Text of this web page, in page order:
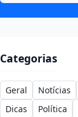
Categorias
Geral Notícias
Dicas
Política